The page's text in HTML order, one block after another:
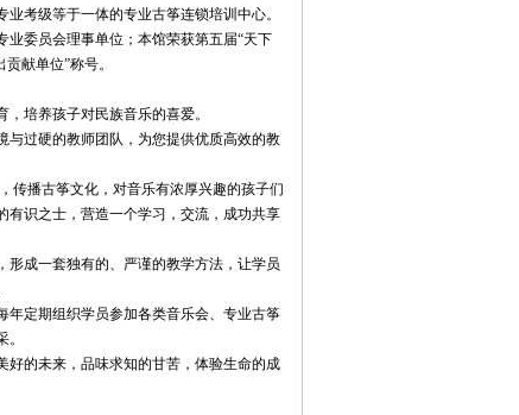
考级等于一体的专业古筝连锁培训中心。
业委员会理事单位；本馆荣获第五届“天下
献单位”称号。
培养孩子对民族音乐的喜爱。
过硬的教师团队，为您提供优质高效的教
播古筝文化，对音乐有浓厚兴趣的孩子们
有识之士，营造一个学习，交流，成功共享
形成一套独有的、严谨的教学方法，让学员
年定期组织学员参加各类音乐会、专业古筝
好的未来，品味求知的甘苦，体验生命的成